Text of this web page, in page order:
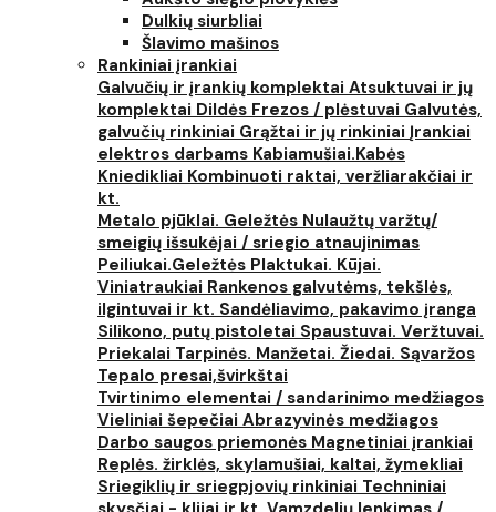
Dulkių siurbliai
Šlavimo mašinos
Rankiniai įrankiai
Galvučių ir įrankių komplektai Atsuktuvai ir jų
komplektai Dildės Frezos / plėstuvai Galvutės,
galvučių rinkiniai Grąžtai ir jų rinkiniai Įrankiai
elektros darbams Kabiamušiai.Kabės
Kniedikliai Kombinuoti raktai, veržliarakčiai ir
kt.
Metalo pjūklai. Geležtės Nulaužtų varžtų/
smeigių išsukėjai / sriegio atnaujinimas
Peiliukai.Geležtės Plaktukai. Kūjai.
Viniatraukiai Rankenos galvutėms, tekšlės,
ilgintuvai ir kt. Sandėliavimo, pakavimo įranga
Silikono, putų pistoletai Spaustuvai. Veržtuvai.
Priekalai Tarpinės. Manžetai. Žiedai. Sąvaržos
Tepalo presai,švirkštai
Tvirtinimo elementai / sandarinimo medžiagos
Vieliniai šepečiai Abrazyvinės medžiagos
Darbo saugos priemonės Magnetiniai įrankiai
Replės. žirklės, skylamušiai, kaltai, žymekliai
Sriegiklių ir sriegpjovių rinkiniai Techniniai